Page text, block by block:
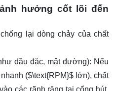
hưởng cốt lõi đến
lại dòng chảy của chất
dầu đặc, mật đường): Nếu
($\text{RPM}$ lớn), chất
các rãnh răng tại cổng hút.